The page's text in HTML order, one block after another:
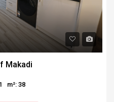
Makadi
m²: 38